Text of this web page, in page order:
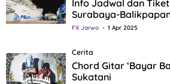
Info Jadwal dan
Surabaya-
FX Jarwo 1 Apr 2025
Cerita
Chord Gitar ‘Bayar
Sukatani